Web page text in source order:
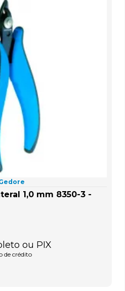
1,0 mm 8350-3 -
ou PIX
de crédito